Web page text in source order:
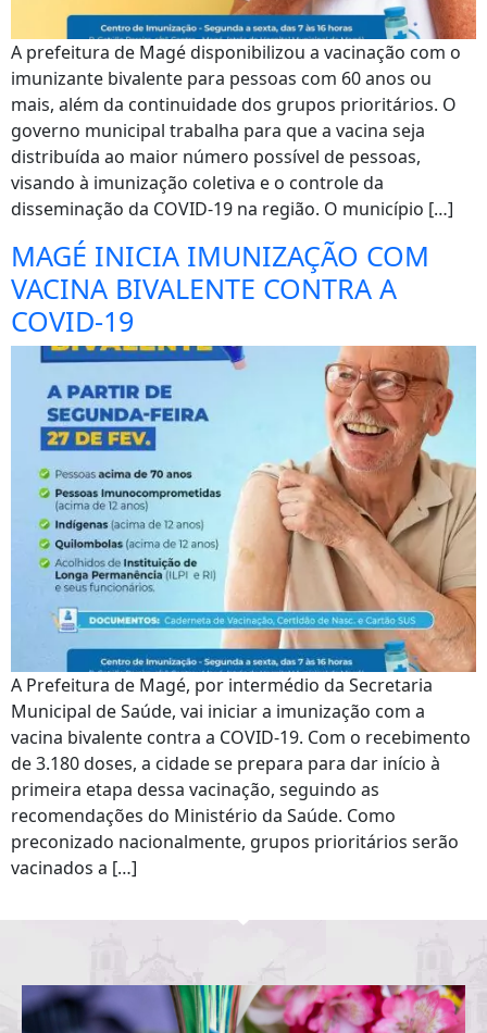
A prefeitura de Magé disponibilizou a vacinação com o
imunizante bivalente para pessoas com 60 anos ou
mais, além da continuidade dos grupos prioritários. O
governo municipal trabalha para que a vacina seja
distribuída ao maior número possível de pessoas,
visando à imunização coletiva e o controle da
disseminação da COVID-19 na região. O município […]
MAGÉ INICIA IMUNIZAÇÃO COM
VACINA BIVALENTE CONTRA A
COVID-19
A Prefeitura de Magé, por intermédio da Secretaria
Municipal de Saúde, vai iniciar a imunização com a
vacina bivalente contra a COVID-19. Com o recebimento
de 3.180 doses, a cidade se prepara para dar início à
primeira etapa dessa vacinação, seguindo as
recomendações do Ministério da Saúde. Como
preconizado nacionalmente, grupos prioritários serão
vacinados a […]